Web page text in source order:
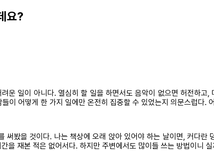
요?
운 일이 아니다. 열심히 할 일을 하면서도 음악이 없으면 허전하
이 어떻게 한 가지 일에만 온전히 집중할 수 있었는지 의문스럽다.
써봤을 것이다. 나는 책상에 오래 앉아 있어야 하는 날이면, 커다
을 재본 적은 없어서다. 하지만 주변에서도 많이들 쓰는 방법이니